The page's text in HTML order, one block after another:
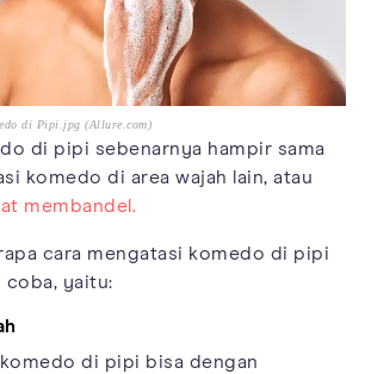
di Pipi.jpg (Allure.com)
di pipi sebenarnya hampir sama
komedo di area wajah lain, atau
membandel.
cara mengatasi komedo di pipi
coba, yaitu:
di pipi bisa dengan